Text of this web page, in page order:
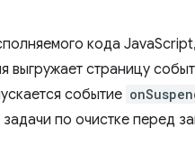
кода
выгружает страницу
событие
по очистке перед